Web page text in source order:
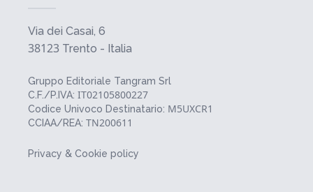
Via dei Casai, 6
38123 Trento - Italia
Gruppo Editoriale Tangram Srl
C.F./P.IVA: IT02105800227
Codice Univoco Destinatario: M5UXCR1
CCIAA/REA: TN200611
Privacy & Cookie policy